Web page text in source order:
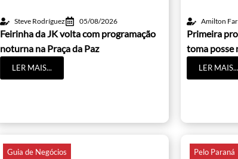
Steve Rodríguez 05/08/2026
Feirinha da JK volta com programação
noturna na Praça da Paz
LER MAIS...
Amilton
Primeira
toma posse
LER MAIS...
Guia de Negócios Pelo Paraná